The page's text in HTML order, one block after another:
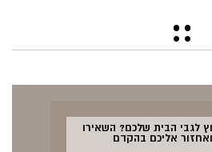
לגבי הבית שלכם? השאירו
אליכם בהקדם